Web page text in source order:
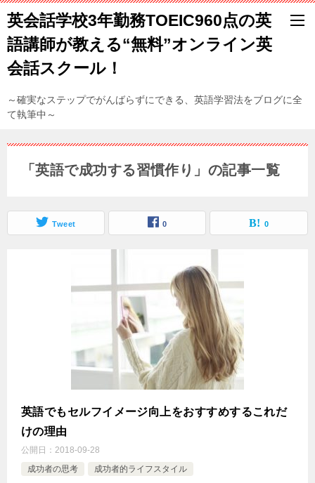
英会話学校3年勤務TOEIC960点の英
語講師が教える“無料”オンライン英
会話スクール！
～確実なステップでがんばらずにできる、英語学習法をブログに全
て執筆中～
「英語で成功する習慣作り」の記事一覧
Tweet 0 0
英語でもセルフイメージ向上をおすすめするこれだ
けの理由
公開日： 2018-09-28
成功者の思考
成功者的ライフスタイル